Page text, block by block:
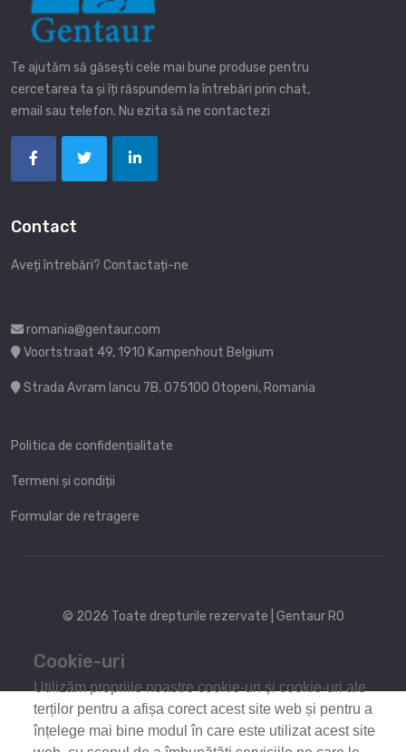
Te ajutăm să găsești cele mai bune produse pentru
cercetarea ta și îți răspundem la întrebări prin chat,
email sau telefon. Nu ezita să ne contactezi
Contact
Aveți întrebări? Contactați-ne
romania@gentaur.com
Voortstraat 49, 1910 Kampenhout Belgium
Strada Avram Iancu 7B, 075100 Otopeni, Romania
Politica de confidențialitate
Termeni și condiții
Formular de retragere
© 2026 Toate drepturile rezervate | Gentaur RO
Cookie-uri
Utilizăm propriile noastre cookie-uri și cookie-uri ale
terților pentru a afișa corect acest site web și pentru a
înțelege mai bine modul în care este utilizat acest site